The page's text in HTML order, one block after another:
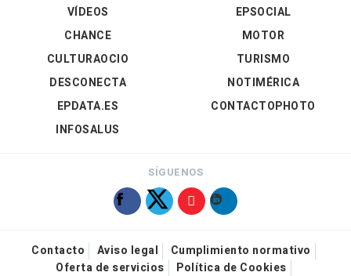
VÍDEOS
EPSOCIAL
CHANCE
CULTURAOCIO
DESCONECTA
EPDATA.ES
INFOSALUS
MOTOR
TURISMO
NOTIMÉRICA
CONTACTOPHOTO
SÍGUENOS
Contacto Aviso legal
Cumplimiento normativo
Oferta de servicios
Política de Cookies